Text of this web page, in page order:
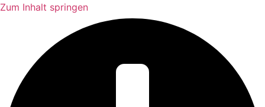
Zum Inhalt springen